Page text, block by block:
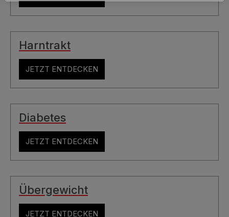
Harntrakt
JETZT ENTDECKEN
Diabetes
JETZT ENTDECKEN
Übergewicht
JETZT ENTDECKEN